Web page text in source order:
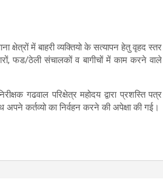
क्षेत्रों में बाहरी व्यक्तियो के सत्यापन हेतु वृहद स्तर
फड/ठेली संचालकों व बागीचों में काम करने वाले
गढवाल परिक्षेत्र महोदय द्वारा प्रशस्ति पत्र
अपने कर्तव्यो का निर्वहन करने की अपेक्षा की गई।